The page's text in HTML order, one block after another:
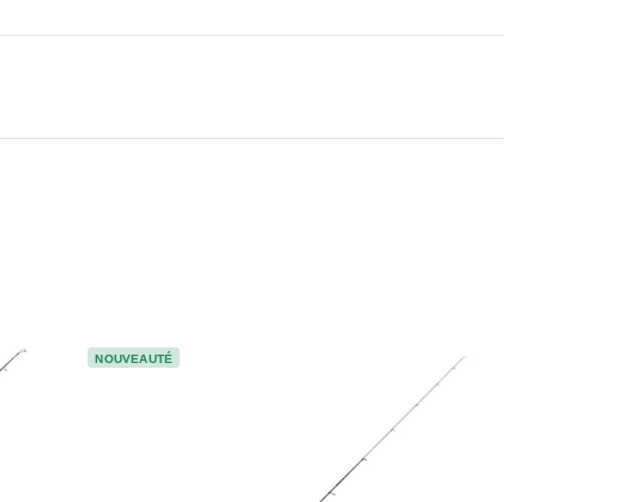
NOUVEAUTÉ